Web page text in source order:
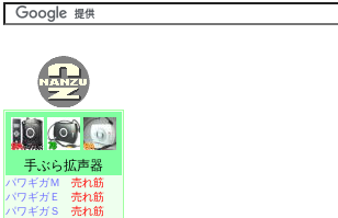
手ぶら拡声器
パワギガＭ 売れ筋
パワギガＥ 売れ筋
パワギガＳ 売れ筋